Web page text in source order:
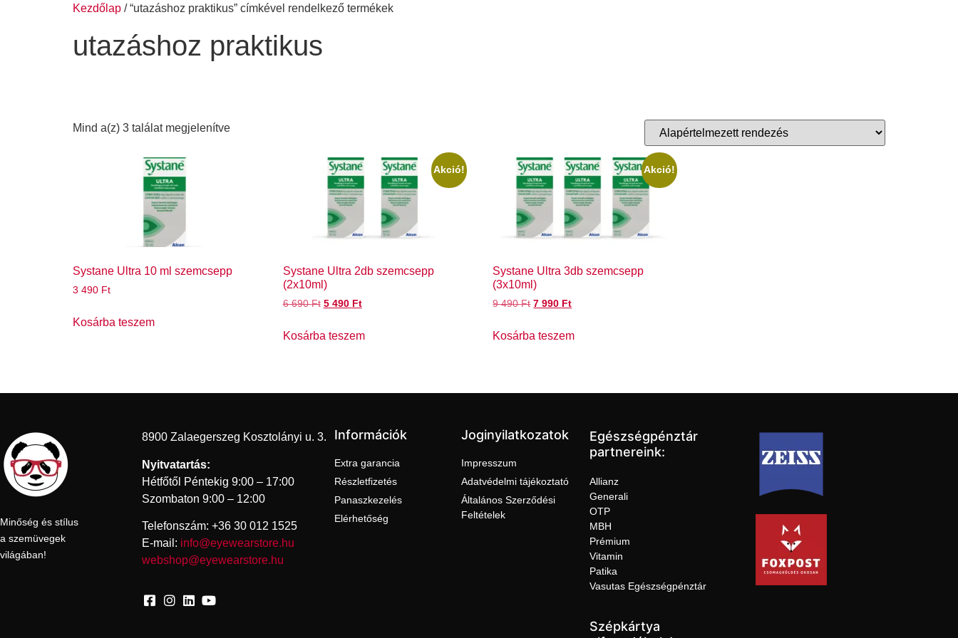
Kezdőlap / “utazáshoz praktikus” címkével rendelkező termékek
utazáshoz praktikus
Mind a(z) 3 találat megjelenítve
Systane Ultra 10 ml szemcsepp
3 490 Ft
Kosárba teszem
Akció!
Systane Ultra 2db szemcsepp
(2x10ml)
6 690Ft 5 490 Ft
Kosárba teszem
Akció!
Systane Ultra 3db szemcsepp
(3x10ml)
9 490Ft 7 990 Ft
Kosárba teszem
Minőség és stílus
a szemüvegek
világában!
8900 Zalaegerszeg Kosztolányi u. 3.
Nyitvatartás:
Hétfőtől Péntekig 9:00 – 17:00
Szombaton 9:00 – 12:00
Telefonszám: +36 30 012 1525
E-mail: info@eyewearstore.hu
webshop@eyewearstore.hu
Információk
Extra garancia
Részletfizetés
Panaszkezelés
Elérhetőség
Joginyilatkozatok
Impresszum
Adatvédelmi tájékoztató
Általános Szerződési
Feltételek
Egészségpénztár
partnereink:
Allianz
Generali
OTP
MBH
Prémium
Vitamin
Patika
Vasutas Egészségpénztár
Szépkártya